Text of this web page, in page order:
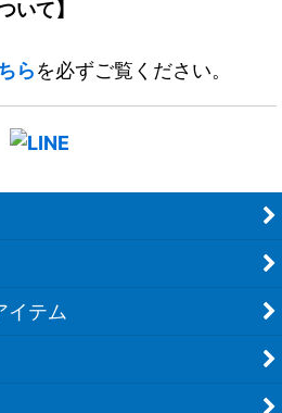
いて】
らを必ずご覧ください。
イテム